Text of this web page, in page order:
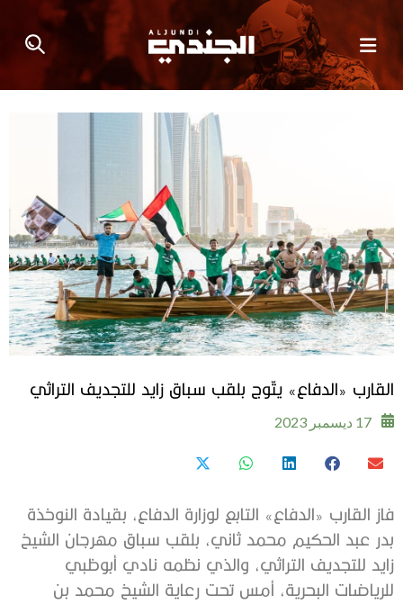
القارب «الدفاع» يتّوج بلقب سباق زايد للتجديف التراثي
17 ديسمبر 2023
فاز القارب «الدفاع» التابع لوزارة الدفاع، بقيادة النوخذة
بدر عبد الحكيم محمد ثاني، بلقب سباق مهرجان الشيخ
زايد للتجديف التراثي، والذي نظمه نادي أبوظبي
للرياضات البحرية، أمس تحت رعاية الشيخ محمد بن